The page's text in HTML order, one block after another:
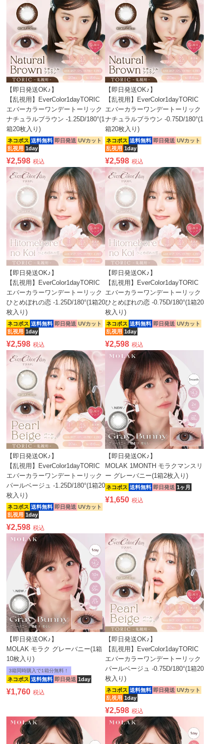
【即日発送OK♪】
【乱視用】EverColor1dayTORIC
エバーカラーワンデートーリック
ナチュラルブラウン -1.25D/180°(1
箱20枚入り)
ネコポス 送料無料 即日発送 UVカット
乱視用 1day
¥2,598 税込
【即日発送OK♪】
【乱視用】EverColor1dayTORIC
エバーカラーワンデートーリック
ナチュラルブラウン -0.75D/180°(1
箱20枚入り)
ネコポス 送料無料 即日発送 UVカット
乱視用 1day
¥2,598 税込
【即日発送OK♪】
【乱視用】EverColor1dayTORIC
エバーカラーワンデートーリック
ひとめぼれの恋 -1.25D/180°(1箱20
枚入り)
ネコポス 送料無料 即日発送 UVカット
乱視用 1day
¥2,598 税込
【即日発送OK♪】
【乱視用】EverColor1dayTORIC
エバーカラーワンデートーリック
ひとめぼれの恋 -0.75D/180°(1箱20
枚入り)
ネコポス 送料無料 即日発送 UVカット
乱視用 1day
¥2,598 税込
【即日発送OK♪】
【乱視用】EverColor1dayTORIC
エバーカラーワンデートーリック
パールベージュ -1.25D/180°(1箱20
枚入り)
ネコポス 送料無料 即日発送 UVカット
乱視用 1day
¥2,598 税込
【即日発送OK♪】
MOLAK 1MONTH モラクマンスリ
ー グレーバニー(1箱2枚入り)
ネコポス 送料無料 即日発送 1ヶ月
¥1,650 税込
【即日発送OK♪】
MOLAK モラク グレーバニー(1箱
10枚入り)
ネコポス 送料無料 即日発送 1day
3箱同時購入で1箱分無料！
¥1,760 税込
【即日発送OK♪】
【乱視用】EverColor1dayTORIC
エバーカラーワンデートーリック
パールベージュ -0.75D/180°(1箱20
枚入り)
ネコポス 送料無料 即日発送 UVカット
乱視用 1day
¥2,598 税込